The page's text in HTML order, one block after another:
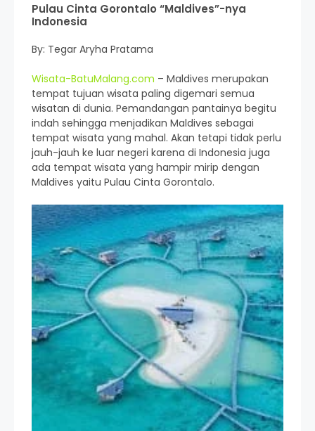
Pulau Cinta Gorontalo “Maldives”-nya
Indonesia
By: Tegar Aryha Pratama
Wisata-BatuMalang.com – Maldives merupakan
tempat tujuan wisata paling digemari semua
wisatan di dunia. Pemandangan pantainya begitu
indah sehingga menjadikan Maldives sebagai
tempat wisata yang mahal. Akan tetapi tidak perlu
jauh-jauh ke luar negeri karena di Indonesia juga
ada tempat wisata yang hampir mirip dengan
Maldives yaitu Pulau Cinta Gorontalo.